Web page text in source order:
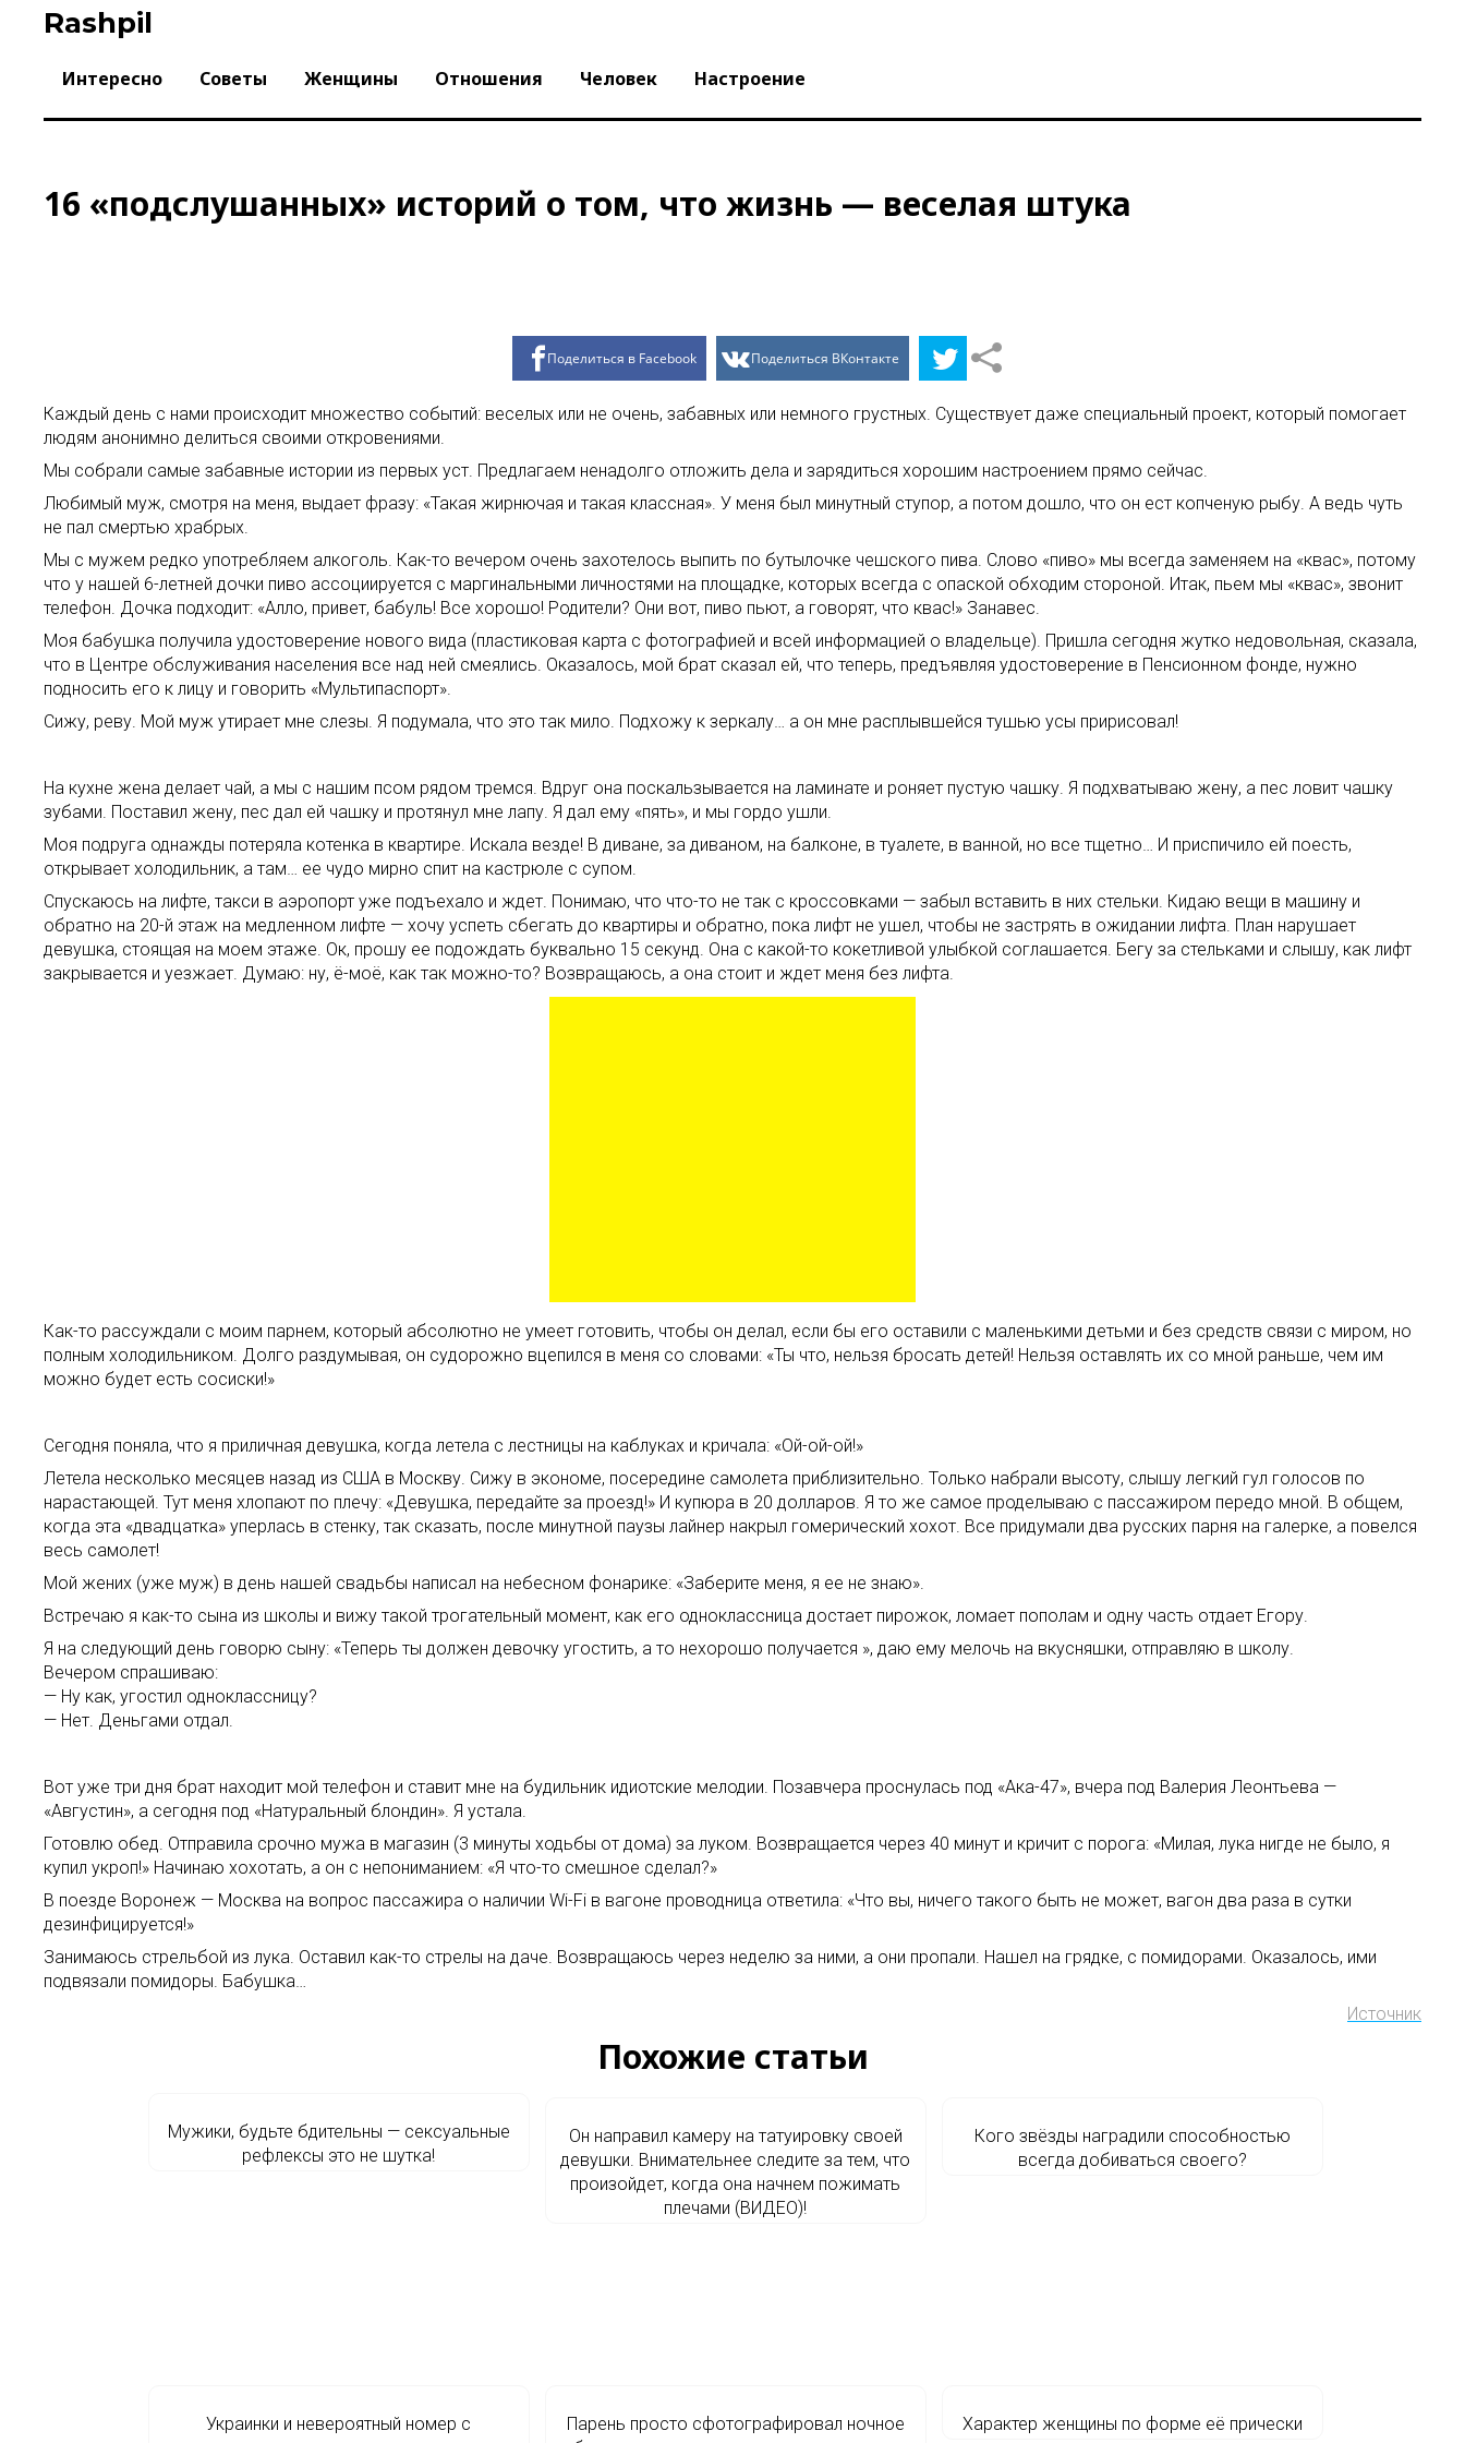
Rashpil
Интересно Советы Женщины Отношения Человек Настроение
16 «подслушанных» историй о том, что жизнь — веселая штука
Поделиться в Facebook Поделиться ВКонтакте
Каждый день с нами происходит множество событий: веселых или не очень, забавных или немного грустных. Существует даже специальный проект, который помогает
людям анонимно делиться своими откровениями.
Мы собрали самые забавные истории из первых уст. Предлагаем ненадолго отложить дела и зарядиться хорошим настроением прямо сейчас.
Любимый муж, смотря на меня, выдает фразу: «Такая жирнючая и такая классная». У меня был минутный ступор, а потом дошло, что он ест копченую рыбу. А ведь чуть
не пал смертью храбрых.
Мы с мужем редко употребляем алкоголь. Как-то вечером очень захотелось выпить по бутылочке чешского пива. Слово «пиво» мы всегда заменяем на «квас», потому
что у нашей 6-летней дочки пиво ассоциируется с маргинальными личностями на площадке, которых всегда с опаской обходим стороной. Итак, пьем мы «квас», звонит
телефон. Дочка подходит: «Алло, привет, бабуль! Все хорошо! Родители? Они вот, пиво пьют, а говорят, что квас!» Занавес.
Моя бабушка получила удостоверение нового вида (пластиковая карта с фотографией и всей информацией о владельце). Пришла сегодня жутко недовольная, сказала,
что в Центре обслуживания населения все над ней смеялись. Оказалось, мой брат сказал ей, что теперь, предъявляя удостоверение в Пенсионном фонде, нужно
подносить его к лицу и говорить «Мультипаспорт».
Сижу, реву. Мой муж утирает мне слезы. Я подумала, что это так мило. Подхожу к зеркалу… а он мне расплывшейся тушью усы пририсовал!
На кухне жена делает чай, а мы с нашим псом рядом тремся. Вдруг она поскальзывается на ламинате и роняет пустую чашку. Я подхватываю жену, а пес ловит чашку
зубами. Поставил жену, пес дал ей чашку и протянул мне лапу. Я дал ему «пять», и мы гордо ушли.
Моя подруга однажды потеряла котенка в квартире. Искала везде! В диване, за диваном, на балконе, в туалете, в ванной, но все тщетно… И приспичило ей поесть,
открывает холодильник, а там… ее чудо мирно спит на кастрюле с супом.
Спускаюсь на лифте, такси в аэропорт уже подъехало и ждет. Понимаю, что что-то не так с кроссовками — забыл вставить в них стельки. Кидаю вещи в машину и
обратно на 20-й этаж на медленном лифте — хочу успеть сбегать до квартиры и обратно, пока лифт не ушел, чтобы не застрять в ожидании лифта. План нарушает
девушка, стоящая на моем этаже. Ок, прошу ее подождать буквально 15 секунд. Она с какой-то кокетливой улыбкой соглашается. Бегу за стельками и слышу, как лифт
закрывается и уезжает. Думаю: ну, ё-моё, как так можно-то? Возвращаюсь, а она стоит и ждет меня без лифта.
Как-то рассуждали с моим парнем, который абсолютно не умеет готовить, чтобы он делал, если бы его оставили с маленькими детьми и без средств связи с миром, но
полным холодильником. Долго раздумывая, он судорожно вцепился в меня со словами: «Ты что, нельзя бросать детей! Нельзя оставлять их со мной раньше, чем им
можно будет есть сосиски!»
Сегодня поняла, что я приличная девушка, когда летела с лестницы на каблуках и кричала: «Ой-ой-ой!»
Летела несколько месяцев назад из США в Москву. Сижу в экономе, посередине самолета приблизительно. Только набрали высоту, слышу легкий гул голосов по
нарастающей. Тут меня хлопают по плечу: «Девушка, передайте за проезд!» И купюра в 20 долларов. Я то же самое проделываю с пассажиром передо мной. В общем,
когда эта «двадцатка» уперлась в стенку, так сказать, после минутной паузы лайнер накрыл гомерический хохот. Все придумали два русских парня на галерке, а повелся
весь самолет!
Мой жених (уже муж) в день нашей свадьбы написал на небесном фонарике: «Заберите меня, я ее не знаю».
Встречаю я как-то сына из школы и вижу такой трогательный момент, как его одноклассница достает пирожок, ломает пополам и одну часть отдает Егору.
Я на следующий день говорю сыну: «Теперь ты должен девочку угостить, а то нехорошо получается », даю ему мелочь на вкусняшки, отправляю в школу.
Вечером спрашиваю:
— Ну как, угостил одноклассницу?
— Нет. Деньгами отдал.
Вот уже три дня брат находит мой телефон и ставит мне на будильник идиотские мелодии. Позавчера проснулась под «Ака-47», вчера под Валерия Леонтьева —
«Августин», а сегодня под «Натуральный блондин». Я устала.
Готовлю обед. Отправила срочно мужа в магазин (3 минуты ходьбы от дома) за луком. Возвращается через 40 минут и кричит с порога: «Милая, лука нигде не было, я
купил укроп!» Начинаю хохотать, а он с непониманием: «Я что-то смешное сделал?»
В поезде Воронеж — Москва на вопрос пассажира о наличии Wi-Fi в вагоне проводница ответила: «Что вы, ничего такого быть не может, вагон два раза в сутки
дезинфицируется!»
Занимаюсь стрельбой из лука. Оставил как-то стрелы на даче. Возвращаюсь через неделю за ними, а они пропали. Нашел на грядке, с помидорами. Оказалось, ими
подвязали помидоры. Бабушка…
Источник
Похожие статьи
Мужики, будьте бдительны — ceкcуaльныe
рефлексы это не шутка!
Он направил камеру на татуировку своей
девушки. Внимательнее следите за тем, что
произойдет, когда она начнем пожимать
плечами (ВИДЕО)!
Кого звёзды наградили способностью
всегда добиваться своего?
Украинки и невероятный номер с
Парень просто сфотографировал ночное
Характер женщины по форме её прически